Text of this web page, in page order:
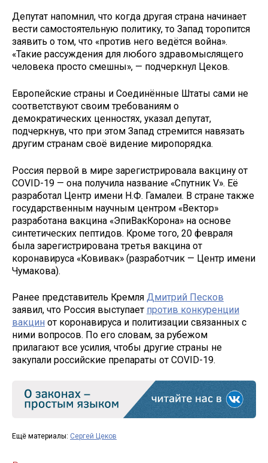
Депутат напомнил, что когда другая страна начинает
вести самостоятельную политику, то Запад торопится
заявить о том, что «против него ведётся война».
«Такие рассуждения для любого здравомыслящего
человека просто смешны», — подчеркнул Цеков.
Европейские страны и Соединённые Штаты сами не
соответствуют своим требованиям о
демократических ценностях, указал депутат,
подчеркнув, что при этом Запад стремится навязать
другим странам своё видение миропорядка.
Россия первой в мире зарегистрировала вакцину от
COVID-19 — она получила название «Спутник V». Её
разработал Центр имени Н.Ф. Гамалеи. В стране также
государственным научным центром «Вектор»
разработана вакцина «ЭпиВакКорона» на основе
синтетических пептидов. Кроме того, 20 февраля
была зарегистрирована третья вакцина от
коронавируса «Ковивак» (разработчик — Центр имени
Чумакова).
Ранее представитель Кремля Дмитрий Песков
заявил, что Россия выступает против конкуренции
вакцин от коронавируса и политизации связанных с
ними вопросов. По его словам, за рубежом
прилагают все усилия, чтобы другие страны не
закупали российские препараты от COVID-19.
Ещё материалы: Сергей Цеков